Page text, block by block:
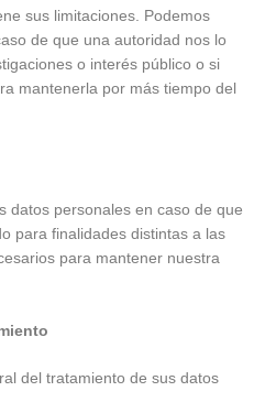
sus limitaciones. Podemos
de que una autoridad nos lo
o interés público o si
mantenerla por más tiempo del
datos personales en caso de que
para finalidades distintas a las
para mantener nuestra
del tratamiento de sus datos